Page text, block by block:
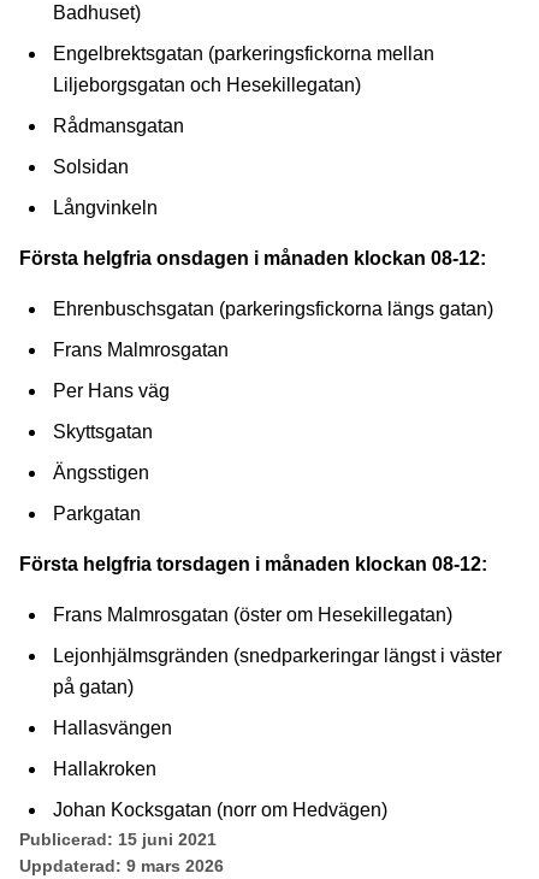
Badhuset)
Engelbrektsgatan (parkeringsfickorna mellan
Liljeborgsgatan och Hesekillegatan)
Rådmansgatan
Solsidan
Långvinkeln
Första helgfria onsdagen i månaden klockan 08-12:
Ehrenbuschsgatan (parkeringsfickorna längs gatan)
Frans Malmrosgatan
Per Hans väg
Skyttsgatan
Ängsstigen
Parkgatan
Första helgfria torsdagen i månaden klockan 08-12:
Frans Malmrosgatan (öster om Hesekillegatan)
Lejonhjälmsgränden (snedparkeringar längst i väster
på gatan)
Hallasvängen
Hallakroken
Johan Kocksgatan (norr om Hedvägen)
Publicerad: 15 juni 2021
Uppdaterad: 9 mars 2026